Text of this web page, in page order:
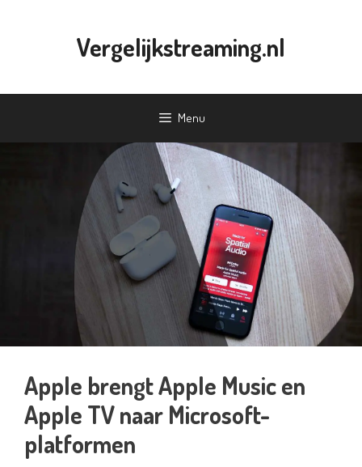
Vergelijkstreaming.nl
Menu
Apple brengt Apple Music en
Apple TV naar Microsoft-
platformen